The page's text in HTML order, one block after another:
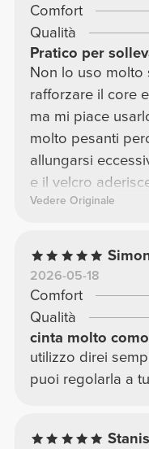
Comfort
Qualità
Pratico per
Non lo uso molto
rafforzare il core
ma mi piace
molto pesanti
allungarsi
e il velcro
Vedere Originale
2026-05-18
Comfort
Qualità
cinta molto
utilizzo direi
puoi regolarla a